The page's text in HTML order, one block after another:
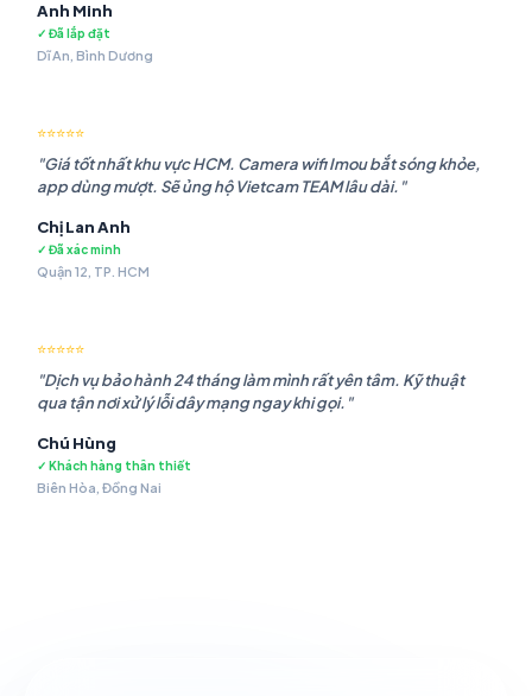
Anh Minh
✓ Đã lắp đặt
Dĩ An, Bình Dương
⭐⭐⭐⭐⭐
"Giá tốt nhất khu vực HCM. Camera wifi Imou bắt sóng khỏe,
app dùng mượt. Sẽ ủng hộ Vietcam TEAM lâu dài."
Chị Lan Anh
✓ Đã xác minh
Quận 12, TP. HCM
⭐⭐⭐⭐⭐
"Dịch vụ bảo hành 24 tháng làm mình rất yên tâm. Kỹ thuật
qua tận nơi xử lý lỗi dây mạng ngay khi gọi."
Chú Hùng
✓ Khách hàng thân thiết
Biên Hòa, Đồng Nai